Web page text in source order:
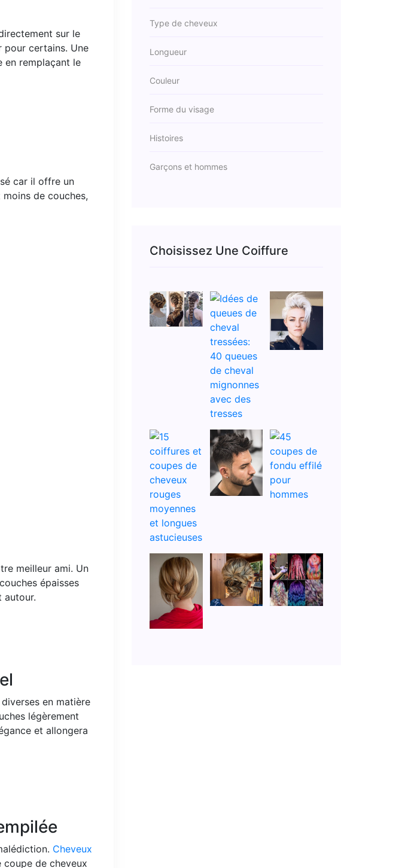
sur le
pour certains. Une
en remplaçant le
car il offre un
de couches,
meilleur ami. Un
épaisses
autour.
en matière
légèrement
et allongera
Cheveux
coupe de cheveux
Type de cheveux
Longueur
Couleur
Forme du visage
Histoires
Garçons et hommes
Choisissez Une Coiffure